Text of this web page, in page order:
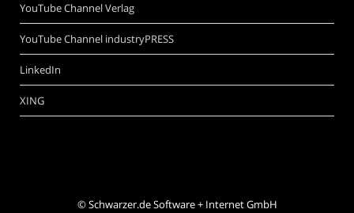
YouTube Channel Verlag
YouTube Channel industryPRESS
LinkedIn
XING
©Schwarzer.de Software + Internet GmbH